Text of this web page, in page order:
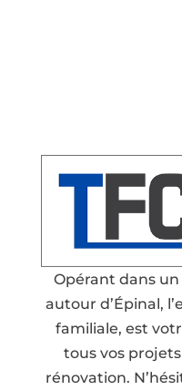
Opérant dans
autour d’Épinal,
familiale, est
tous vos
rénovation.